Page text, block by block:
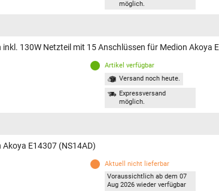
möglich.
inkl. 130W Netzteil mit 15 Anschlüssen für Medion Akoya
Artikel verfügbar
Versand noch heute.
Expressversand
möglich.
E14307 (NS14AD)
Aktuell nicht lieferbar
Voraussichtlich ab dem 07
Aug 2026 wieder verfügbar